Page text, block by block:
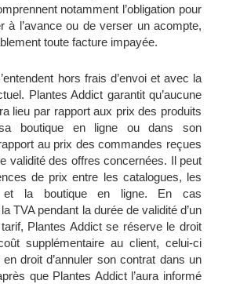
notamment l’obligation pour
à l’avance ou de verser un acompte,
toute facture impayée.
hors frais d’envoi et avec la
Plantes Addict garantit qu’aucune
lieu par rapport aux prix des produits
boutique en ligne ou dans son
au prix des commandes reçues
validité des offres concernées. Il peut
de prix entre les catalogues, les
et la boutique en ligne. En cas
TVA pendant la durée de validité d’un
tarif, Plantes Addict se réserve le droit
supplémentaire au client, celui-ci
droit d’annuler son contrat dans un
que Plantes Addict l’aura informé